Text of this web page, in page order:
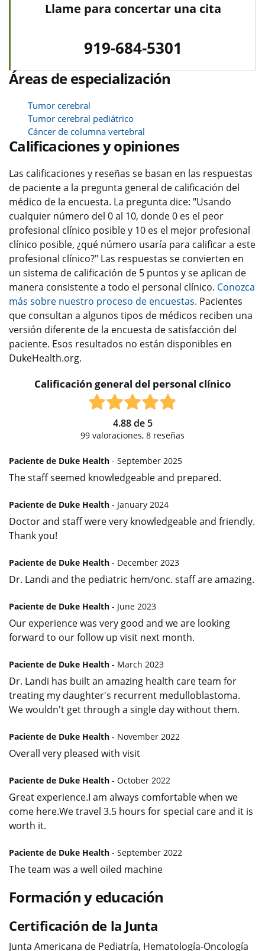
Llame para concertar una cita
919-684-5301
Áreas de especialización
Tumor cerebral
Tumor cerebral pediátrico
Cáncer de columna vertebral
Calificaciones y opiniones
Las calificaciones y reseñas se basan en las respuestas
de paciente a la pregunta general de calificación del
médico de la encuesta. La pregunta dice: "Usando
cualquier número del 0 al 10, donde 0 es el peor
profesional clínico posible y 10 es el mejor profesional
clínico posible, ¿qué número usaría para calificar a este
profesional clínico?" Las respuestas se convierten en
un sistema de calificación de 5 puntos y se aplican de
manera consistente a todo el personal clínico. Conozca
más sobre nuestro proceso de encuestas. Pacientes
que consultan a algunos tipos de médicos reciben una
versión diferente de la encuesta de satisfacción del
paciente. Esos resultados no están disponibles en
DukeHealth.org.
Calificación general del personal clínico
4.88de 5
99 valoraciones, 8 reseñas
Paciente de Duke Health - September 2025
The staff seemed knowledgeable and prepared.
Paciente de Duke Health - January 2024
Doctor and staff were very knowledgeable and friendly.
Thank you!
Paciente de Duke Health - December 2023
Dr. Landi and the pediatric hem/onc. staff are amazing.
Paciente de Duke Health - June 2023
Our experience was very good and we are looking
forward to our follow up visit next month.
Paciente de Duke Health - March 2023
Dr. Landi has built an amazing health care team for
treating my daughter's recurrent medulloblastoma.
We wouldn't get through a single day without them.
Paciente de Duke Health - November 2022
Overall very pleased with visit
Paciente de Duke Health - October 2022
Great experience.I am always comfortable when we
come here.We travel 3.5 hours for special care and it is
worth it.
Paciente de Duke Health - September 2022
The team was a well oiled machine
Formación y educación
Certificación de la Junta
Junta Americana de Pediatría, Hematología-Oncología